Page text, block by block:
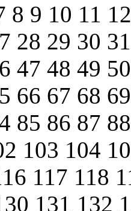
8 9 10 11
28 29 30
47 48 49
66 67 68
85 86 87
103 104
117 118
131 132